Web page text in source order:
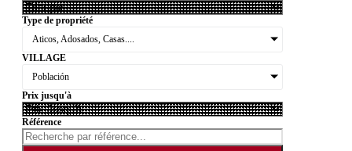
Type de propriété
Aticos, Adosados, Casas....
VILLAGE
Población
Prix jusqu'à
Référence